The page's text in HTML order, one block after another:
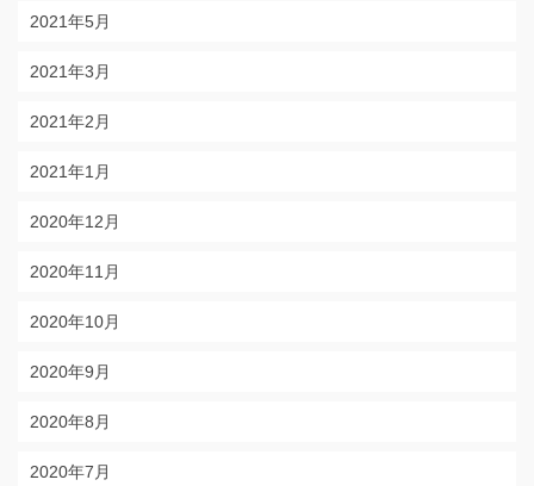
2021年5月
2021年3月
2021年2月
2021年1月
2020年12月
2020年11月
2020年10月
2020年9月
2020年8月
2020年7月